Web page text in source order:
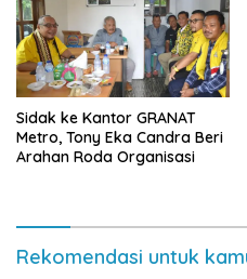
‎Sidak ke Kantor GRANAT
Metro, Tony Eka Candra Beri
Arahan Roda Organisasi
Rekomendasi untuk